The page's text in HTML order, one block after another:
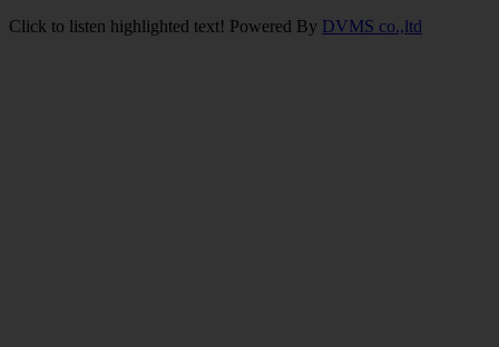
Click to listen highlighted text! Powered By DVMS co.,ltd